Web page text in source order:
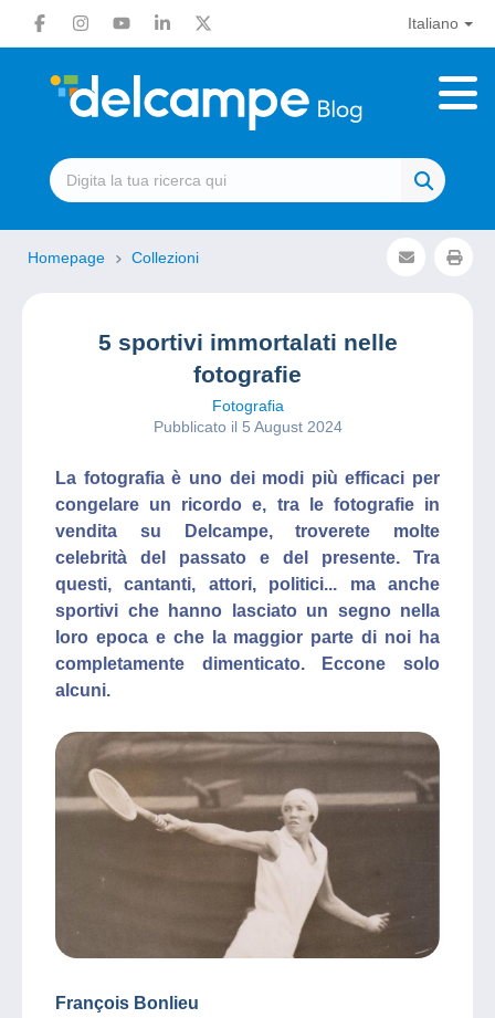
Italiano
Homepage Collezioni
5 sportivi immortalati nelle
fotografie
Fotografia
Pubblicato il 5 August 2024
La fotografia è uno dei modi più efficaci per
congelare un ricordo e, tra le fotografie in
vendita su Delcampe, troverete molte
celebrità del passato e del presente. Tra
questi, cantanti, attori, politici... ma anche
sportivi che hanno lasciato un segno nella
loro epoca e che la maggior parte di noi ha
completamente dimenticato. Eccone solo
alcuni.
François Bonlieu